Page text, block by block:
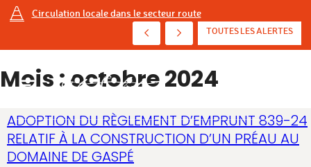
Circulation locale dans le secteur route
AVIS D'ÉBULLITION PRÉVENTIF - AVENUE DE ...
TOUTES LES ALERTES
Mois : octobre 2024
ADOPTION DU RÈGLEMENT D’EMPRUNT 839-24
RELATIF À LA CONSTRUCTION D’UN PRÉAU AU
DOMAINE DE GASPÉ